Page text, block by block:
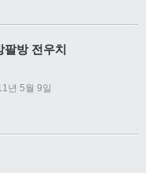
팔방 전우치
년 5월 9일